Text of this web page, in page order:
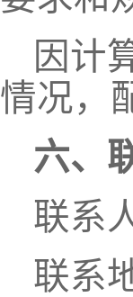
因计
情况，
六、
联系
联系